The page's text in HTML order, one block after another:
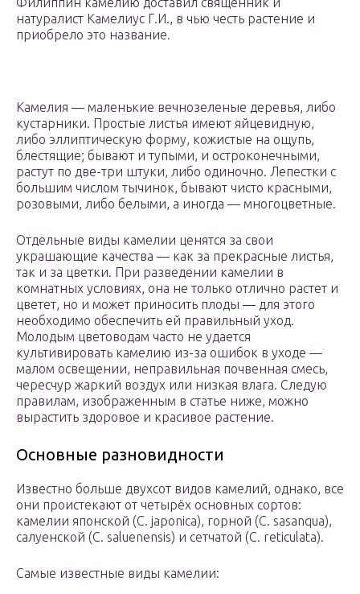
натуралист Камелиус Г.И., в чью честь растение и
приобрело это название.
Камелия — маленькие вечнозеленые деревья, либо
кустарники. Простые листья имеют яйцевидную,
либо эллиптическую форму, кожистые на ощупь,
блестящие; бывают и тупыми, и остроконечными,
растут по две-три штуки, либо одиночно. Лепестки с
большим числом тычинок, бывают чисто красными,
розовыми, либо белыми, а иногда — многоцветные.
Отдельные виды камелии ценятся за свои
украшающие качества — как за прекрасные листья,
так и за цветки. При разведении камелии в
комнатных условиях, она не только отлично растет и
цветет, но и может приносить плоды — для этого
необходимо обеспечить ей правильный уход.
Молодым цветоводам часто не удается
культивировать камелию из-за ошибок в уходе —
малом освещении, неправильная почвенная смесь,
чересчур жаркий воздух или низкая влага. Следую
правилам, изображенным в статье ниже, можно
вырастить здоровое и красивое растение.
Основные разновидности
Известно больше двухсот видов камелий, однако, все
они проистекают от четырёх основных сортов:
камелии японской (C. japon­i­ca), горной (C. sasan­qua),
салуенской (C. salue­nen­sis) и сетчатой (C. reticulata).
Самые известные виды камелии: